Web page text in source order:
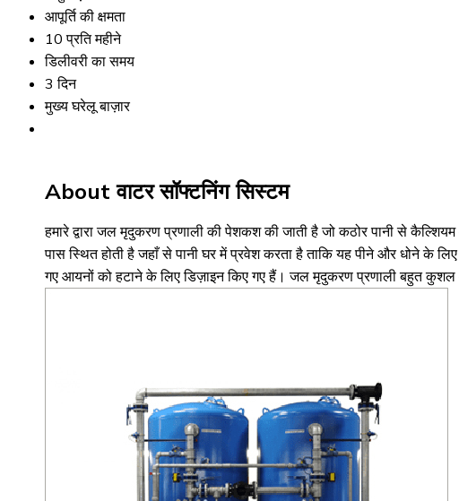
आपूर्ति की क्षमता
10 प्रति महीने
डिलीवरी का समय
3 दिन
मुख्य घरेलू बाज़ार
About वाटर सॉफ्टनिंग सिस्टम
हमारे द्वारा जल मृदुकरण प्रणाली की पेशकश की जाती है जो कठोर पानी से
पास स्थित होती है जहाँ से पानी घर में प्रवेश करता है ताकि यह पीने और धोने के
गए आयनों को हटाने के लिए डिज़ाइन किए गए हैं। जल मृदुकरण प्रणाली बहुत